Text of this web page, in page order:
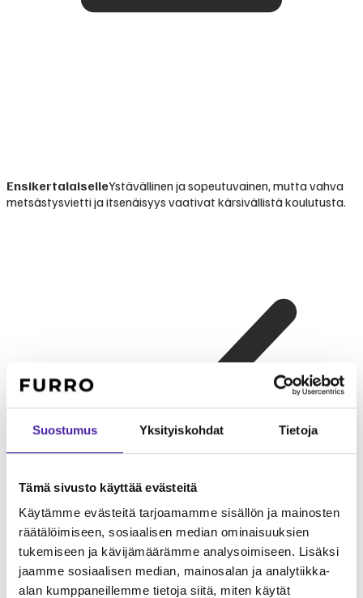
Suostumus Yksityiskohdat Tietoja
Tämä sivusto käyttää evästeitä
Käytämme evästeitä tarjoamamme sisällön ja mainosten
räätälöimiseen, sosiaalisen median ominaisuuksien
tukemiseen ja kävijämäärämme analysoimiseen. Lisäksi
jaamme sosiaalisen median, mainosalan ja analytiikka-
alan kumppaneillemme tietoja siitä, miten käytät
EnsikertalaiselleYstävällinen ja sopeutuvainen, mutta vahva
metsästysvietti ja itsenäisyys vaativat kärsivällistä koulutusta.
LapsiperheelleLempeä ja ystävällinen lasten kanssa. Energinen
leikkikaveri ja kestävä rakenne.